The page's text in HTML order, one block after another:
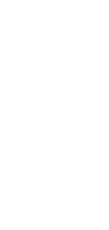
necessario
su di sé, i
propria Piccola
e a monitorare
riguardo ai
compliance al
la
utente e
queste